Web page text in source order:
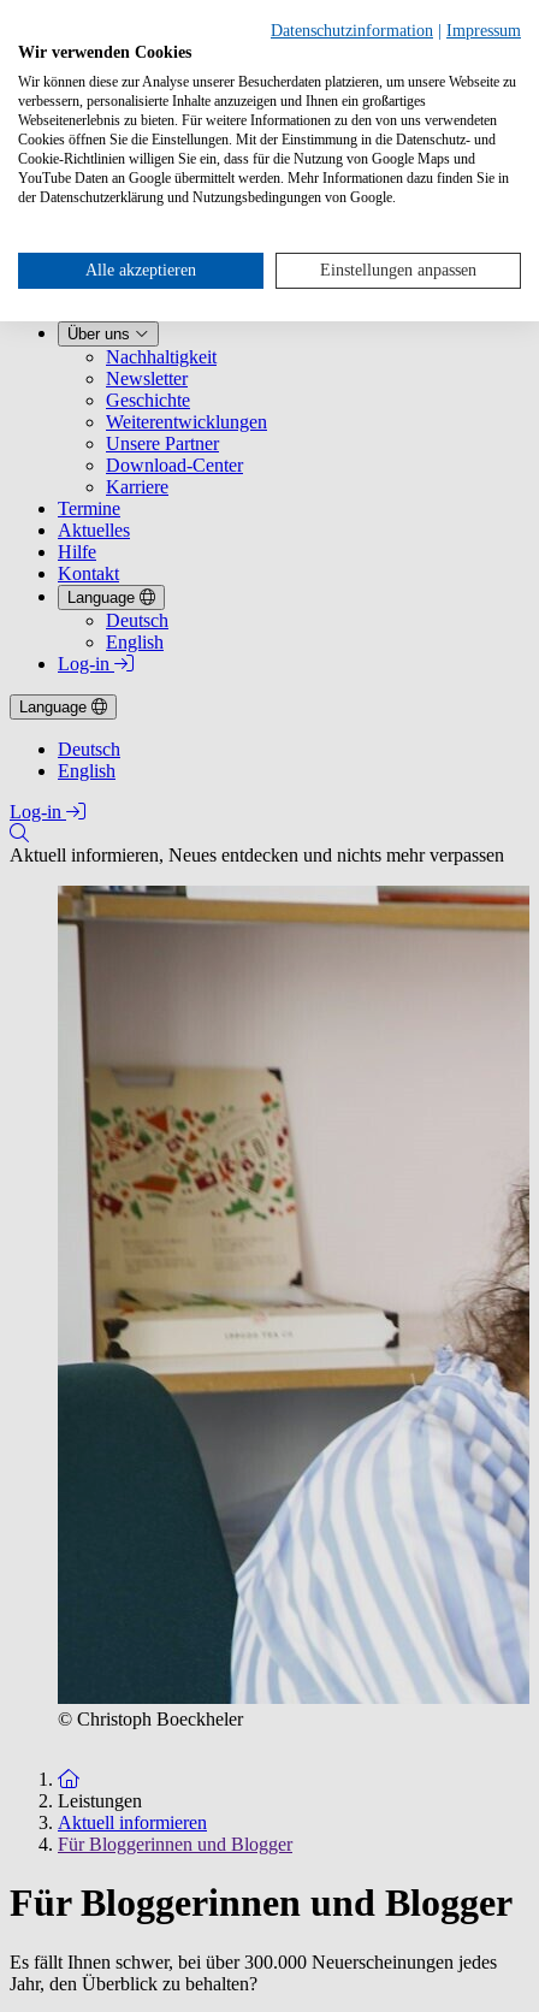
Leistungen
VLB-TIX kennenlernen
Für Vertretungen
Für Presse
Über uns
Nachhaltigkeit
Newsletter
Geschichte
Weiterentwicklungen
Unsere Partner
Download-Center
Karriere
Termine
Aktuelles
Hilfe
Kontakt
Language
Deutsch
English
Log-in
Language
Deutsch
English
Log-in
Aktuell informieren, Neues entdecken und nichts mehr verpassen
© Christoph Boeckheler
Zur Startseite
Leistungen
Aktuell informieren
Für Bloggerinnen und Blogger
Für Bloggerinnen und Blogger
Es fällt Ihnen schwer, bei über 300.000 Neuerscheinungen jedes
Jahr, den Überblick zu behalten?
Datenschutzinformation
Impressum
Wir verwenden Cookies
Wir können diese zur Analyse unserer Besucherdaten platzieren, um unsere Webseite zu
verbessern, personalisierte Inhalte anzuzeigen und Ihnen ein großartiges
Webseitenerlebnis zu bieten. Für weitere Informationen zu den von uns verwendeten
Cookies öffnen Sie die Einstellungen. Mit der Einstimmung in die Datenschutz- und
Cookie-Richtlinien willigen Sie ein, dass für die Nutzung von Google Maps und
YouTube Daten an Google übermittelt werden. Mehr Informationen dazu finden Sie in
der Datenschutzerklärung und Nutzungsbedingungen von Google.
Alle akzeptieren Einstellungen anpassen